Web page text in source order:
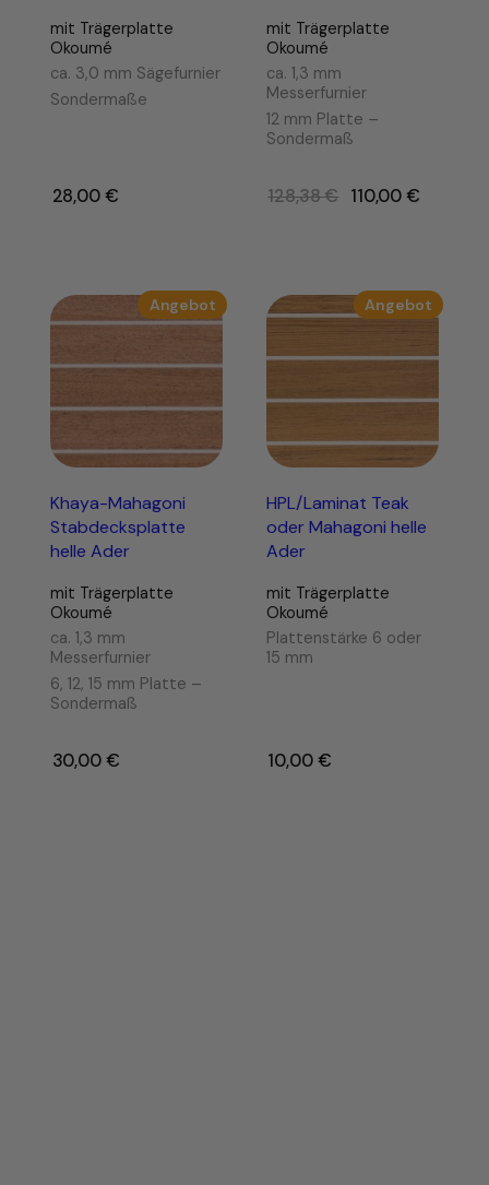
mit Trägerplatte
Okoumé
ca. 3,0 mm Sägefurnier
Sondermaße
28,00€
mit Trägerplatte
Okoumé
ca. 1,3 mm
Messerfurnier
12 mm Platte –
Sondermaß
128,38€ Ursprünglicher
110,00€
AngebotProdukt
im
Khaya-Mahagoni
Stabdecksplatte
helle Ader
mit Trägerplatte
Okoumé
ca. 1,3 mm
Messerfurnier
6, 12, 15 mm Platte –
Sondermaß
30,00€
Angebot
im
HPL/Laminat Teak
oder Mahagoni helle
Ader
mit Trägerplatte
Okoumé
Plattenstärke 6 oder
15 mm
10,00€